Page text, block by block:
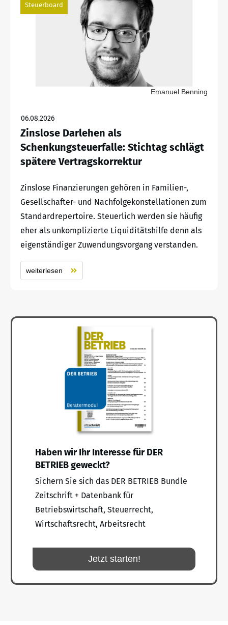
Steuerboard
Emanuel Benning
06.08.2026
Zinslose Darlehen als
Schenkungsteuerfalle: Stichtag schlägt
spätere Vertragskorrektur
Zinslose Finanzierungen gehören in Familien-,
Gesellschafter- und Nachfolgekonstellationen zum
Standardrepertoire. Steuerlich werden sie häufig
eher als unkomplizierte Liquiditätshilfe denn als
eigenständiger Zuwendungsvorgang verstanden.
weiterlesen
Haben wir Ihr Interesse für DER
BETRIEB geweckt?
Sichern Sie sich das DER BETRIEB Bundle
Zeitschrift + Datenbank für
Betriebswirtschaft, Steuerrecht,
Wirtschaftsrecht, Arbeitsrecht
Jetzt starten!